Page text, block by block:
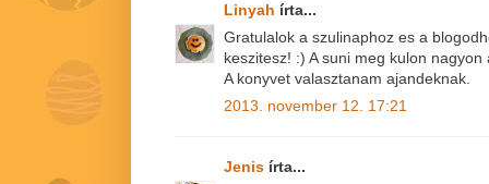
Linyah írta...
Gratulalok a szulinaphoz es a
keszitesz! :) A suni meg kulon nagyon
A konyvet valasztanam ajandeknak.
2013. november 12. 17:21
Jenis írta...